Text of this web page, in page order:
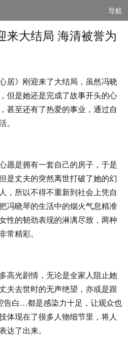
导航
来大结局 海清被誉为
居》刚迎来了大结局，虽然冯晓
但是她还是完成了故事开头的心
甚至还有了热爱的事业，通过自
愿是拥有一套自己的房子，于是
是丈夫的突然离世打破了她的幻
，所以不得不重新到社会上凭自
冯晓琴的生活中的烟火气息精准
性的韧劲表现的淋漓尽致，两种
常精彩。
高光剧情，无论是全家人阻止她
夫去世时的无声绝望，亦或是跟
告白…都是感染力十足，让观众也
体现在了很多人物细节里，将人
达了出来。